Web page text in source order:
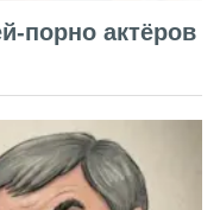
порно актёров